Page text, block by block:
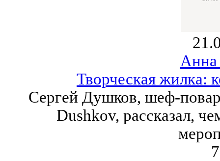
Анна
Творческая жилка:
Сергей Душков, шеф-повар
Dushkov, рассказал,